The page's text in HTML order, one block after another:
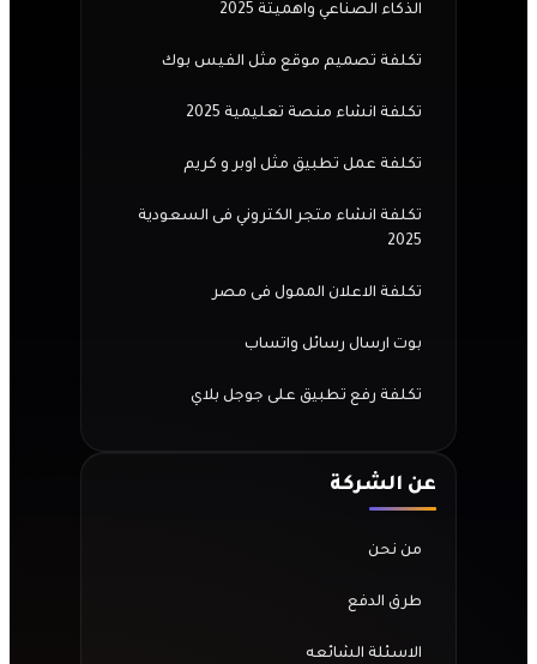
الذكاء الصناعي واهميتة 2025
تكلفة تصميم موقع مثل الفيس بوك
تكلفة انشاء منصة تعليمية 2025
تكلفة عمل تطبيق مثل اوبر و كريم
تكلفة انشاء متجر الكتروني فى السعودية
2025
تكلفة الاعلان الممول فى مصر
بوت ارسال رسائل واتساب
تكلفة رفع تطبيق على جوجل بلاي
عن الشركة
من نحن
طرق الدفع
الاسئلة الشائعه